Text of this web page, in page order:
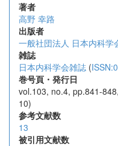
著者
高野 幸路
出版者
一般社団法人 日本内科学
雑誌
日本内科学会雑誌 (
巻号頁・発行日
vol.103, no.4, pp.841-
10)
参考文献数
13
被引用文献数